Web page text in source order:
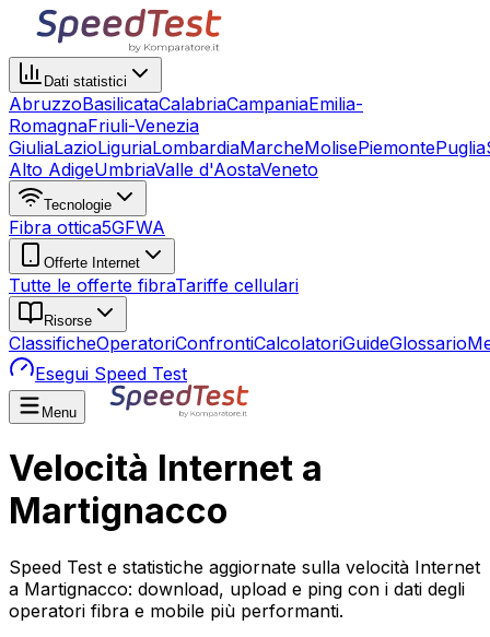
Dati statistici
AbruzzoBasilicataCalabriaCampaniaEmilia-
RomagnaFriuli-Venezia
GiuliaLazioLiguriaLombardiaMarcheMolisePiemontePuglia
Alto AdigeUmbriaValle d'AostaVeneto
Tecnologie
Fibra ottica5GFWA
Offerte Internet
Tutte le offerte fibraTariffe cellulari
Risorse
ClassificheOperatoriConfrontiCalcolatoriGuideGlossario
Esegui Speed Test
Menu
Velocità Internet a
Martignacco
Speed Test e statistiche aggiornate sulla velocità Internet
a Martignacco: download, upload e ping con i dati degli
operatori fibra e mobile più performanti.